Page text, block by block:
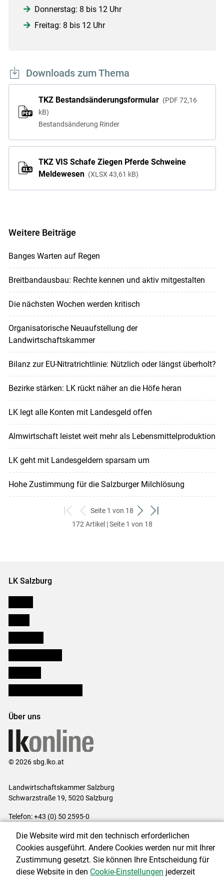
Donnerstag: 8 bis 12 Uhr
Freitag: 8 bis 12 Uhr
Downloads zum Thema
TKZ Bestandsänderungsformular PDF 72,16
kB
Bestandsänderung Rinder
TKZ VIS Schafe Ziegen Pferde Schweine
Meldewesen
XLSX 43,61 kB
Weitere Beiträge
Banges Warten auf Regen
Breitbandausbau: Rechte kennen und aktiv mitgestalten
Die nächsten Wochen werden kritisch
Organisatorische Neuaufstellung der
Landwirtschaftskammer
Bilanz zur EU-Nitratrichtlinie: Nützlich oder längst überholt?
Bezirke stärken: LK rückt näher an die Höfe heran
LK legt alle Konten mit Landesgeld offen
Almwirtschaft leistet weit mehr als Lebensmittelproduktion
LK geht mit Landesgeldern sparsam um
Hohe Zustimmung für die Salzburger Milchlösung
zum
ersten
zurück
zum
Seite 1 von 18
weiter
zum
zum
172 Artikel | Seite 1 von 18
LK Salzburg
Über uns
© 2026 sbg.lko.at
Landwirtschaftskammer Salzburg
Schwarzstraße 19, 5020 Salzburg
Telefon: +43 (0) 50 2595-0
Impressum|Kontakt|Datenschutzerklärung|Barrierefreiheit|
Cookie-Einstellungen
Die Website wird mit den technisch erforderlichen
Cookies ausgeführt. Andere Cookies werden nur mit Ihrer
Zustimmung gesetzt. Sie können Ihre Entscheidung für
diese Website in den Cookie-Einstellungen jederzeit